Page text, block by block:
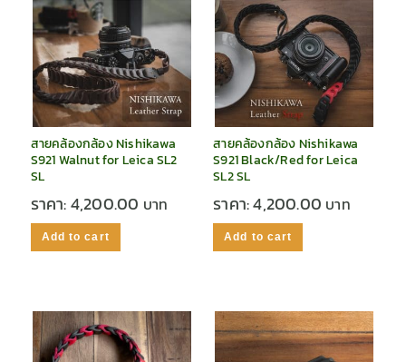
สายคล้องกล้อง Nishikawa
S921 Walnut for Leica SL2
SL
ราคา:4,200.00
Add to cart
สายคล้องกล้อง Nishikawa
S921 Black/Red for Leica
SL2 SL
ราคา:4,200.00
Add to cart